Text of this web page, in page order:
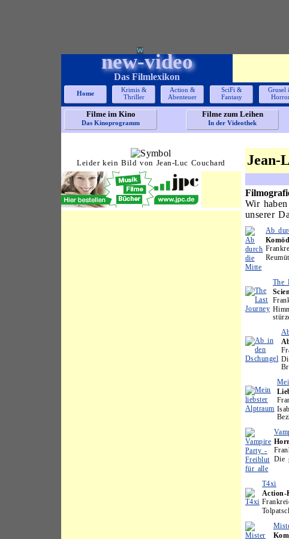
new-video
Das Filmlexikon
Home
Krimis &
Thriller
Action &
Abenteuer
SciFi &
Fantasy
Grusel
Filme im Kino
Das Kinoprogramm
Filme zum Leihen
In der Videothek
Leider kein Bild von Jean-Luc Couchard Jean-
Wir
unserer
Ab
The
Die
T4xi
Action-